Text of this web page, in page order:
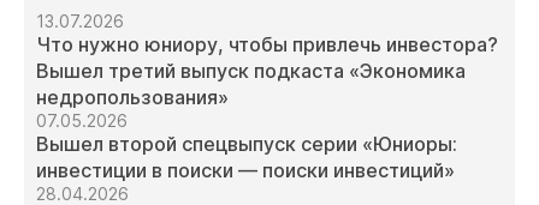
13.07.2026
Что нужно юниору, чтобы привлечь инвестора?
Вышел третий выпуск подкаста «Экономика
недропользования»
07.05.2026
Вышел второй спецвыпуск серии «Юниоры:
инвестиции в поиски — поиски инвестиций»
28.04.2026